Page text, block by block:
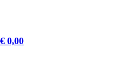
€ 0,00